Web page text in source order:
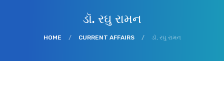
ડૉ. રઘુ રામન
HOME / CURRENT AFFAIRS / ડૉ. રઘુ રામન